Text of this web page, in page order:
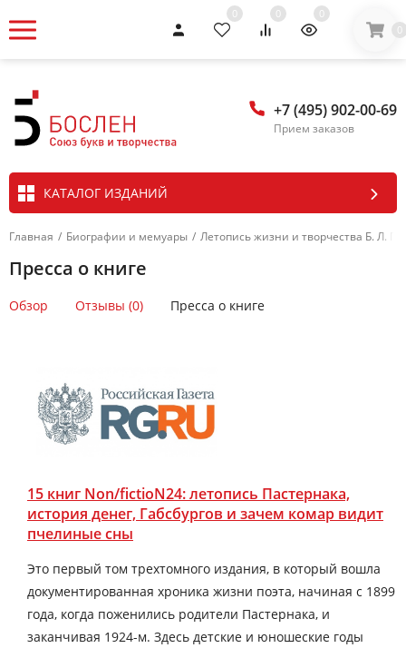
0 0
0
0
+7 (495) 902-00-69
Прием заказов
КАТАЛОГ ИЗДАНИЙ
Главная / Биографии и мемуары / Летопись жизни и творчества Б. Л.
Пресса о книге
Обзор Отзывы (0) Пресса о книге
15 книг Non/fictioN24: летопись Пастернака,
история денег, Габсбургов и зачем комар видит
пчелиные сны
Это первый том трехтомного издания, в который вошла
документированная хроника жизни поэта, начиная с 1899
года, когда поженились родители Пастернака, и
заканчивая 1924-м. Здесь детские и юношеские годы